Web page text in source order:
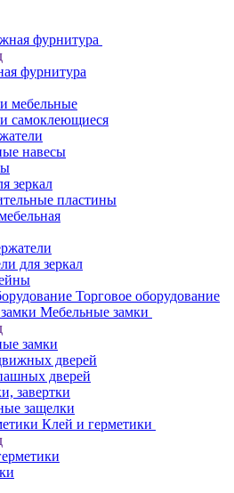
фурнитура
фурнитура
мебельные
самоклеющиеся
навесы
зеркал
пластины
для зеркал
Торговое оборудование
Мебельные замки
замки
дверей
дверей
завертки
защелки
Клей и герметики